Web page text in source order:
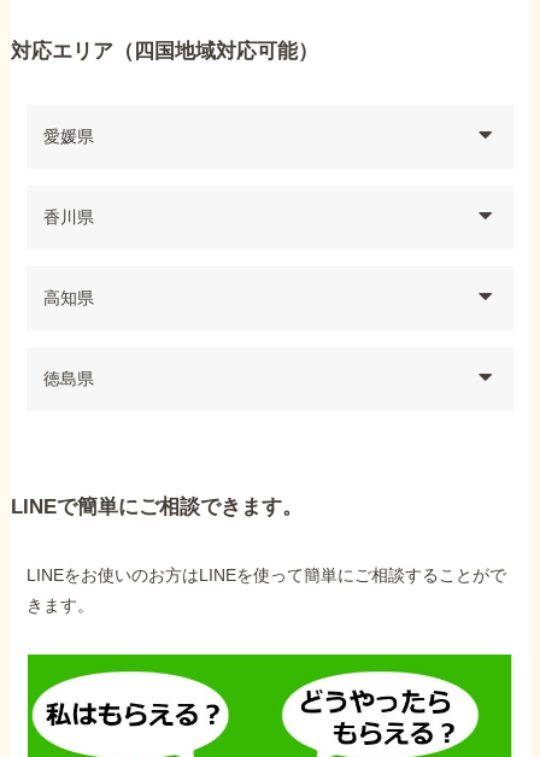
対応エリア（四国地域対応可能）
愛媛県
香川県
高知県
徳島県
LINEで簡単にご相談できます。
LINEをお使いのお方はLINEを使って簡単にご相談することがで
きます。